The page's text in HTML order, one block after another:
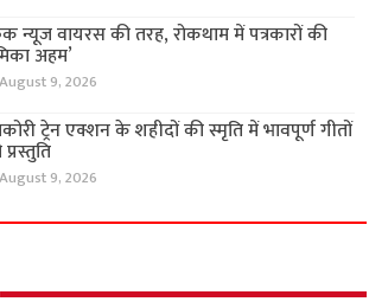
न्यूज वायरस की तरह, रोकथाम में पत्रकारों की
अहम’
August 9, 2026
ट्रेन एक्शन के शहीदों की स्मृति में भावपूर्ण गीतों
August 9, 2026